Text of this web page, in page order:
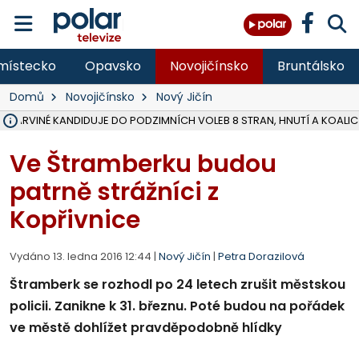
Opavsko Novojičínsko Bruntálsko
Domů Novojičínsko Nový Jičín
V KARVINÉ KANDIDUJE DO PODZIMNÍCH VOLEB 8 STRAN, HNUTÍ A KOALIC
Ve Štramberku budou
patrně strážníci z
Kopřivnice
Vydáno 13. ledna 2016 12:44 | Nový Jičín | Petra Dorazilová
Štramberk se rozhodl po 24 letech zrušit městskou
policii. Zanikne k 31. březnu. Poté budou na pořádek
ve městě dohlížet pravděpodobně hlídky